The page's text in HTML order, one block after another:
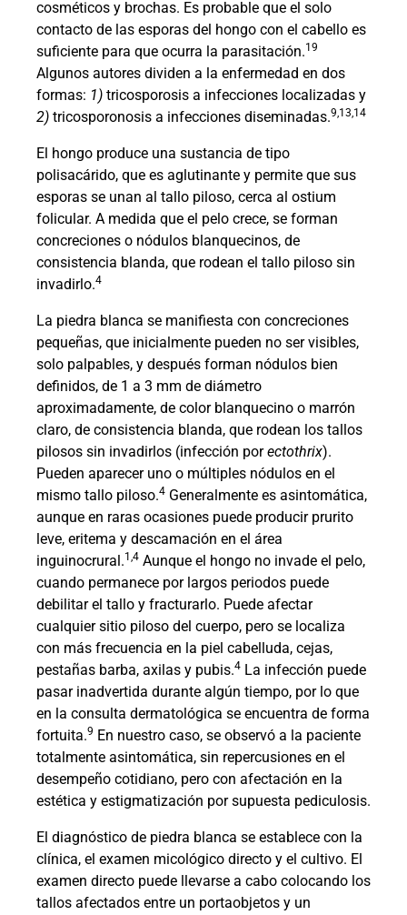
cosméticos y brochas. Es probable que el solo
contacto de las esporas del hongo con el cabello es
suficiente para que ocurra la parasitación.19
Algunos autores dividen a la enfermedad en dos
formas: 1) tricosporosis a infecciones localizadas y
2) tricosporonosis a infecciones diseminadas.9,13,14
El hongo produce una sustancia de tipo
polisacárido, que es aglutinante y permite que sus
esporas se unan al tallo piloso, cerca al ostium
folicular. A medida que el pelo crece, se forman
concreciones o nódulos blanquecinos, de
consistencia blanda, que rodean el tallo piloso sin
invadirlo.4
La piedra blanca se manifiesta con concreciones
pequeñas, que inicialmente pueden no ser visibles,
solo palpables, y después forman nódulos bien
definidos, de 1 a 3 mm de diámetro
aproximadamente, de color blanquecino o marrón
claro, de consistencia blanda, que rodean los tallos
pilosos sin invadirlos (infección porectothrix).
Pueden aparecer uno o múltiples nódulos en el
mismo tallo piloso.4 Generalmente es asintomática,
aunque en raras ocasiones puede producir prurito
leve, eritema y descamación en el área
inguinocrural.1,4 Aunque el hongo no invade el pelo,
cuando permanece por largos periodos puede
debilitar el tallo y fracturarlo. Puede afectar
cualquier sitio piloso del cuerpo, pero se localiza
con más frecuencia en la piel cabelluda, cejas,
pestañas barba, axilas y pubis.4 La infección puede
pasar inadvertida durante algún tiempo, por lo que
en la consulta dermatológica se encuentra de forma
fortuita.9 En nuestro caso, se observó a la paciente
totalmente asintomática, sin repercusiones en el
desempeño cotidiano, pero con afectación en la
estética y estigmatización por supuesta pediculosis.
El diagnóstico de piedra blanca se establece con la
clínica, el examen micológico directo y el cultivo. El
examen directo puede llevarse a cabo colocando los
tallos afectados entre un portaobjetos y un